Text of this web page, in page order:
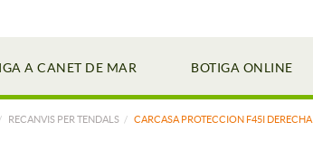
A CANET DE MAR BOTIGA ONLINE
RECANVIS PER TENDALS CARCASA PROTECCION F45I DERECHA